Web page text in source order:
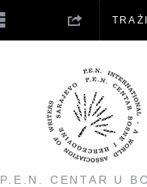
P.E.N. CENTAR U